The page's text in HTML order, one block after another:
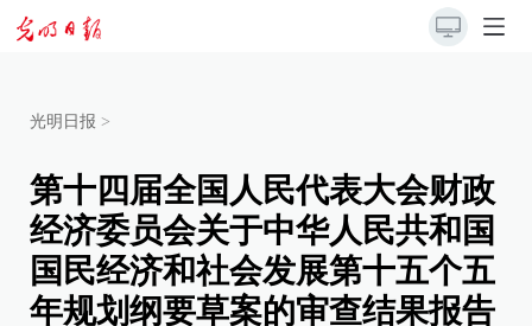
光明日报 >
第十四届全国人民代表大会财政
经济委员会关于中华人民共和国
国民经济和社会发展第十五个五
年规划纲要草案的审查结果报告